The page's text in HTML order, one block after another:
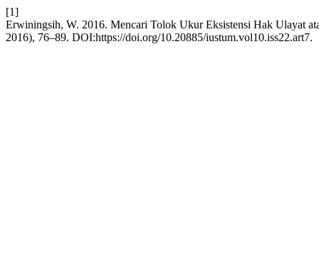
[1]
Erwiningsih, W. 2016. Mencari Tolok Ukur Eksistensi Hak Ulayat
2016), 76–89. DOI:https://doi.org/10.20885/iustum.vol10.iss22.art7.